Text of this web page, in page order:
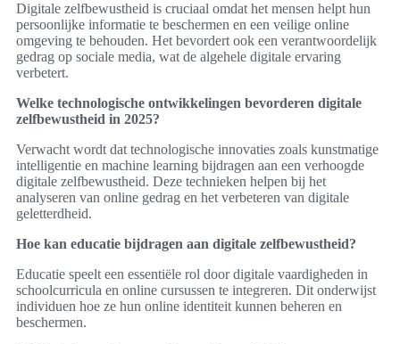
Digitale zelfbewustheid is cruciaal omdat het mensen helpt hun
persoonlijke informatie te beschermen en een veilige online
omgeving te behouden. Het bevordert ook een verantwoordelijk
gedrag op sociale media, wat de algehele digitale ervaring
verbetert.
Welke technologische ontwikkelingen bevorderen digitale
zelfbewustheid in 2025?
Verwacht wordt dat technologische innovaties zoals kunstmatige
intelligentie en machine learning bijdragen aan een verhoogde
digitale zelfbewustheid. Deze technieken helpen bij het
analyseren van online gedrag en het verbeteren van digitale
geletterdheid.
Hoe kan educatie bijdragen aan digitale zelfbewustheid?
Educatie speelt een essentiële rol door digitale vaardigheden in
schoolcurricula en online cursussen te integreren. Dit onderwijst
individuen hoe ze hun online identiteit kunnen beheren en
beschermen.